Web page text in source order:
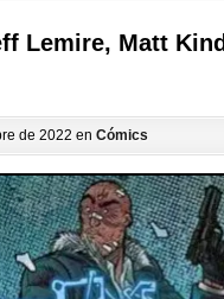
Lemire, Matt
de 2022 en Cómics